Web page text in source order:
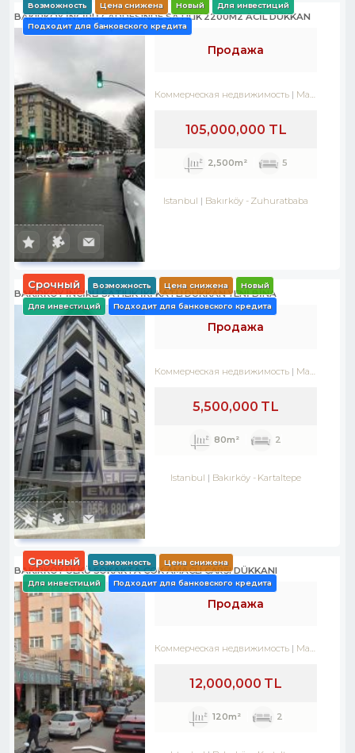
BAKIRKÖY İNCİRLİ CADDESINDE SATILIK 2200M2 ACİL DÜKKAN
Возможность Цена снижена Новый Для инвестиций
Подходит для банковского кредита
Продажа
Коммерческая недвижимость Магазин
105,000,000 TL
2,500m² 5
Istanbul Bakırköy- Zuhuratbaba
BAKIRKÖY İNCİRLİ SATILIK İKİ KATLI DÜKKAN YENİ BİNA
Срочный Возможность Цена снижена Новый
Для инвестиций Подходит для банковского кредита
Продажа
Коммерческая недвижимость Магазин
5,500,000 TL
80m² 2
Istanbul Bakırköy- Kartaltepe
BAKIRKÖY ÜLKÜ SOKAKTA ÇOK AMAÇLI ÇARŞI DÜKKANI
Срочный Возможность Цена снижена
Для инвестиций Подходит для банковского кредита
Продажа
Коммерческая недвижимость Магазин
12,000,000 TL
120m² 2